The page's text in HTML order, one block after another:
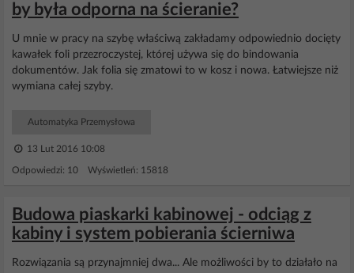
by była odporna na ścieranie?
U mnie w pracy na szybę właściwą zakładamy odpowiednio docięty
kawałek foli przezroczystej, której używa się do bindowania
dokumentów. Jak folia się zmatowi to w kosz i nowa. Łatwiejsze niż
wymiana całej szyby.
Automatyka Przemysłowa
13 Lut 2016 10:08
Odpowiedzi: 10 Wyświetleń: 15818
Budowa piaskarki kabinowej - odciąg z
kabiny i system pobierania ścierniwa
Rozwiązania są przynajmniej dwa... Ale możliwości by to działało na